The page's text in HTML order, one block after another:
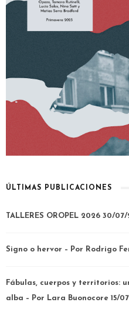
ÚLTIMAS PUBLICACIONES
TALLERES OROPEL 2026 30/07/
Signo o hervor – Por Rodrigo
Fábulas, cuerpos y territorios:
alba – Por Lara Buonocore 15/